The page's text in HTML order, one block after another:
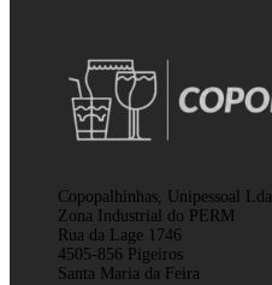
Copopalhinhas, Unipessoal Lda
Zona Industrial do PERM
Rua da Lage 1746
4505-856 Pigeiros
Santa Maria da Feira